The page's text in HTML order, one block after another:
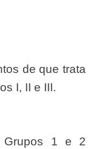
I, II e III.
Grupos 1 e 2